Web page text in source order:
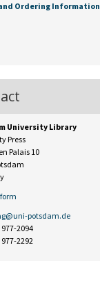
Ordering Information
University Library
Press
Palais 10
potsdam.de
977-2094
977-2292